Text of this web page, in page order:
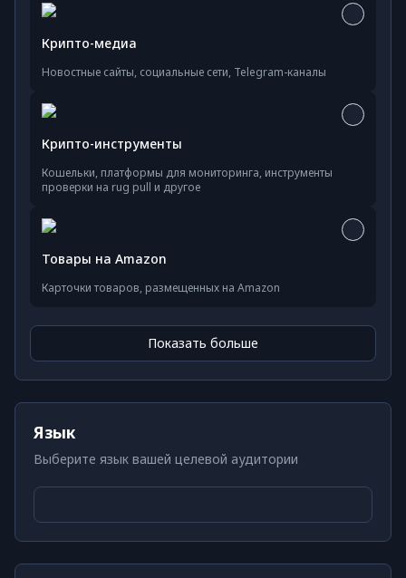
Крипто-медиа
Новостные сайты, социальные сети, Telegram-каналы
Крипто-инструменты
Кошельки, платформы для мониторинга, инструменты
проверки на rug pull и другое
Товары на Amazon
Карточки товаров, размещенных на Amazon
Показать больше
Язык
Выберите язык вашей целевой аудитории